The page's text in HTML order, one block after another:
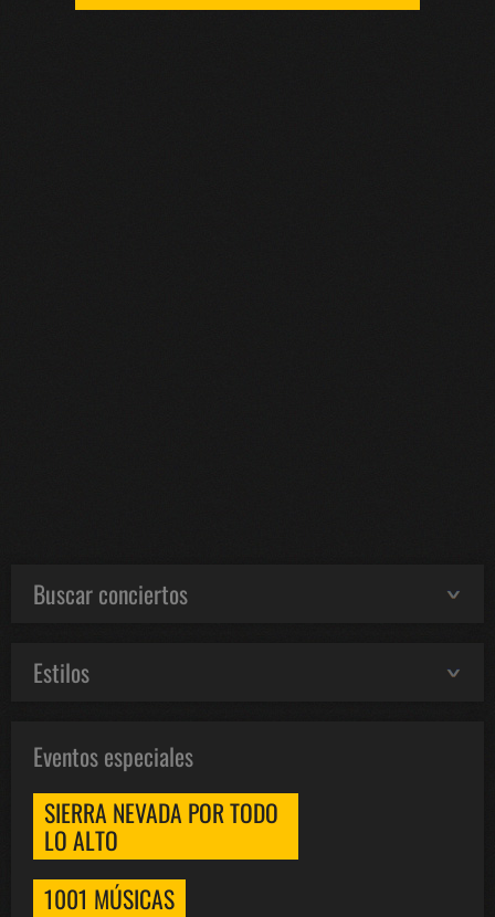
Buscar conciertos
Estilos
Eventos especiales
SIERRA NEVADA POR TODO
LO ALTO
1001 MÚSICAS